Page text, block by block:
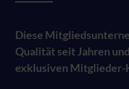
Diese
Qualität seit Jahren
exklusiven Mitglieder-